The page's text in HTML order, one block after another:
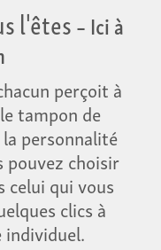
l'êtes– Ici à
perçoit à
tampon de
personnalité
pouvez choisir
celui qui vous
clics à